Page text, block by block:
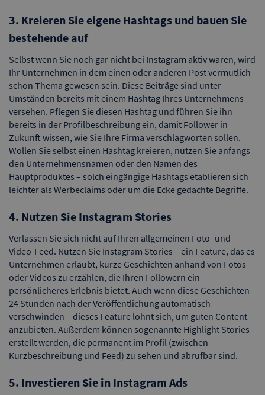
3. Kreieren Sie eigene Hashtags und bauen Sie
bestehende auf
Selbst wenn Sie noch gar nicht bei Instagram aktiv waren, wird
Ihr Unternehmen in dem einen oder anderen Post vermutlich
schon Thema gewesen sein. Diese Beiträge sind unter
Umständen bereits mit einem Hashtag Ihres Unternehmens
versehen. Pflegen Sie diesen Hashtag und führen Sie ihn
bereits in der Profilbeschreibung ein, damit Follower in
Zukunft wissen, wie Sie Ihre Firma verschlagworten sollen.
Wollen Sie selbst einen Hashtag kreieren, nutzen Sie anfangs
den Unternehmensnamen oder den Namen des
Hauptproduktes – solch eingängige Hashtags etablieren sich
leichter als Werbeclaims oder um die Ecke gedachte Begriffe.
4. Nutzen Sie Instagram Stories
Verlassen Sie sich nicht auf Ihren allgemeinen Foto- und
Video-Feed. Nutzen Sie Instagram Stories – ein Feature, das es
Unternehmen erlaubt, kurze Geschichten anhand von Fotos
oder Videos zu erzählen, die Ihren Followern ein
persönlicheres Erlebnis bietet. Auch wenn diese Geschichten
24 Stunden nach der Veröffentlichung automatisch
verschwinden – dieses Feature lohnt sich, um guten Content
anzubieten. Außerdem können sogenannte Highlight Stories
erstellt werden, die permanent im Profil (zwischen
Kurzbeschreibung und Feed) zu sehen und abrufbar sind.
5. Investieren Sie in Instagram Ads